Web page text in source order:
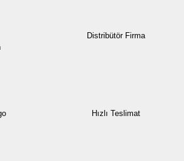
Distribütör Firma
Hızlı Teslimat